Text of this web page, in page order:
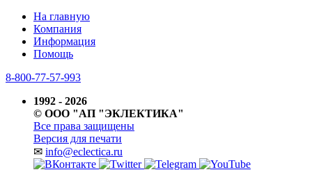
На главную
Компания
Информация
Помощь
8-800-77-57-993
1992 - 2026
© ООО "АП "ЭКЛЕКТИКА"
Все права защищены
Версия для печати
✉ info@eclectica.ru